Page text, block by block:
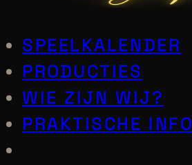
SPEELKALENDER
PRODUCTIES
WIE ZIJN WIJ?
PRAKTISCHE INFO